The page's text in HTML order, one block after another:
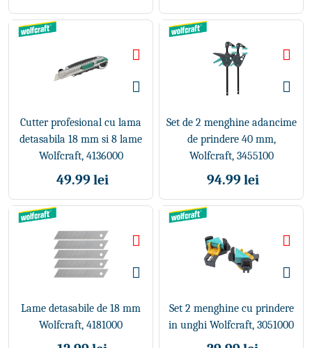
Cutter profesional cu lama
detasabila 18 mm si 8 lame
Wolfcraft, 4136000
49.99 lei
Set de 2 menghine adancime
de prindere 40 mm,
Wolfcraft, 3455100
94.99 lei
Lame detasabile de 18 mm
Wolfcraft, 4181000
Set 2 menghine cu prindere
in unghi Wolfcraft, 3051000